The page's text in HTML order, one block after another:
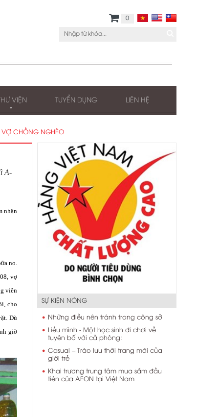
0
THƯ VIỆN TUYỂN DỤNG LIÊN HỆ
CHỒNG NGHÈO
A-
nhận
no.
vợ
viên
cho
Dù
giờ
SỰ KIỆN NÓNG
Những điều nên tránh trong công sở
Liều mình - Một học sinh đi chơi về
tuyên bố với cả phòng:
Casual – Trào lưu thời trang mới của
giới trẻ
Khai trương trung tâm mua sắm đầu
tiên của AEON tại Việt Nam